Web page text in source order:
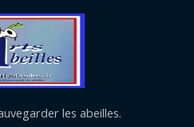
les abeilles.